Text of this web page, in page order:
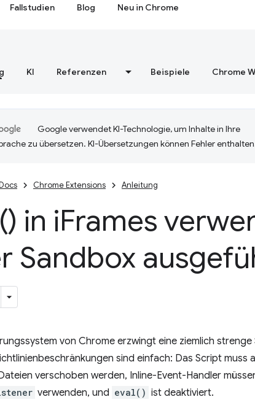
Fallstudien Blog Neu in Chrome
KI Referenzen Beispiele Chrome
Google verwendet KI-Technologie, um Inhalte in Ihre
zu übersetzen. KI-Übersetzungen können Fehler
Chrome Extensions Anleitung
) in iFrames
Sandbox
von Chrome erzwingt eine ziemlich
sind einfach: Das Script muss
verschoben werden, Inline-Event-Handler
verwenden, und eval() ist deaktiviert.